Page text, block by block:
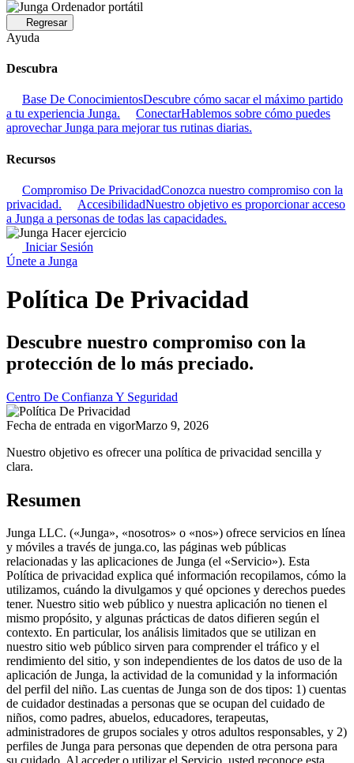
Regresar
Ayuda
Descubra
Base De ConocimientosDescubre cómo sacar el máximo partido
a tu experiencia Junga.
ConectarHablemos sobre cómo puedes
aprovechar Junga para mejorar tus rutinas diarias.
Recursos
Compromiso De PrivacidadConozca nuestro compromiso con la
privacidad.
AccesibilidadNuestro objetivo es proporcionar acceso
a Junga a personas de todas las capacidades.
Iniciar Sesión
Únete a Junga
Política De Privacidad
Descubre nuestro compromiso con la
protección de lo más preciado.
Centro De Confianza Y Seguridad
Fecha de entrada en vigorMarzo 9, 2026
Nuestro objetivo es ofrecer una política de privacidad sencilla y
clara.
Resumen
Junga LLC. («Junga», «nosotros» o «nos») ofrece servicios en línea
y móviles a través de junga.co, las páginas web públicas
relacionadas y las aplicaciones de Junga (el «Servicio»). Esta
Política de privacidad explica qué información recopilamos, cómo la
utilizamos, cuándo la divulgamos y qué opciones y derechos puedes
tener. Nuestro sitio web público y nuestra aplicación no tienen el
mismo propósito, y algunas prácticas de datos difieren según el
contexto. En particular, los análisis limitados que se utilizan en
nuestro sitio web público sirven para comprender el tráfico y el
rendimiento del sitio, y son independientes de los datos de uso de la
aplicación de Junga, la actividad de la comunidad y la información
del perfil del niño. Las cuentas de Junga son de dos tipos: 1) cuentas
de cuidador destinadas a personas que se ocupan del cuidado de
niños, como padres, abuelos, educadores, terapeutas,
administradores de grupos sociales y otros adultos responsables, y 2)
perfiles de Junga para personas que dependen de otra persona para